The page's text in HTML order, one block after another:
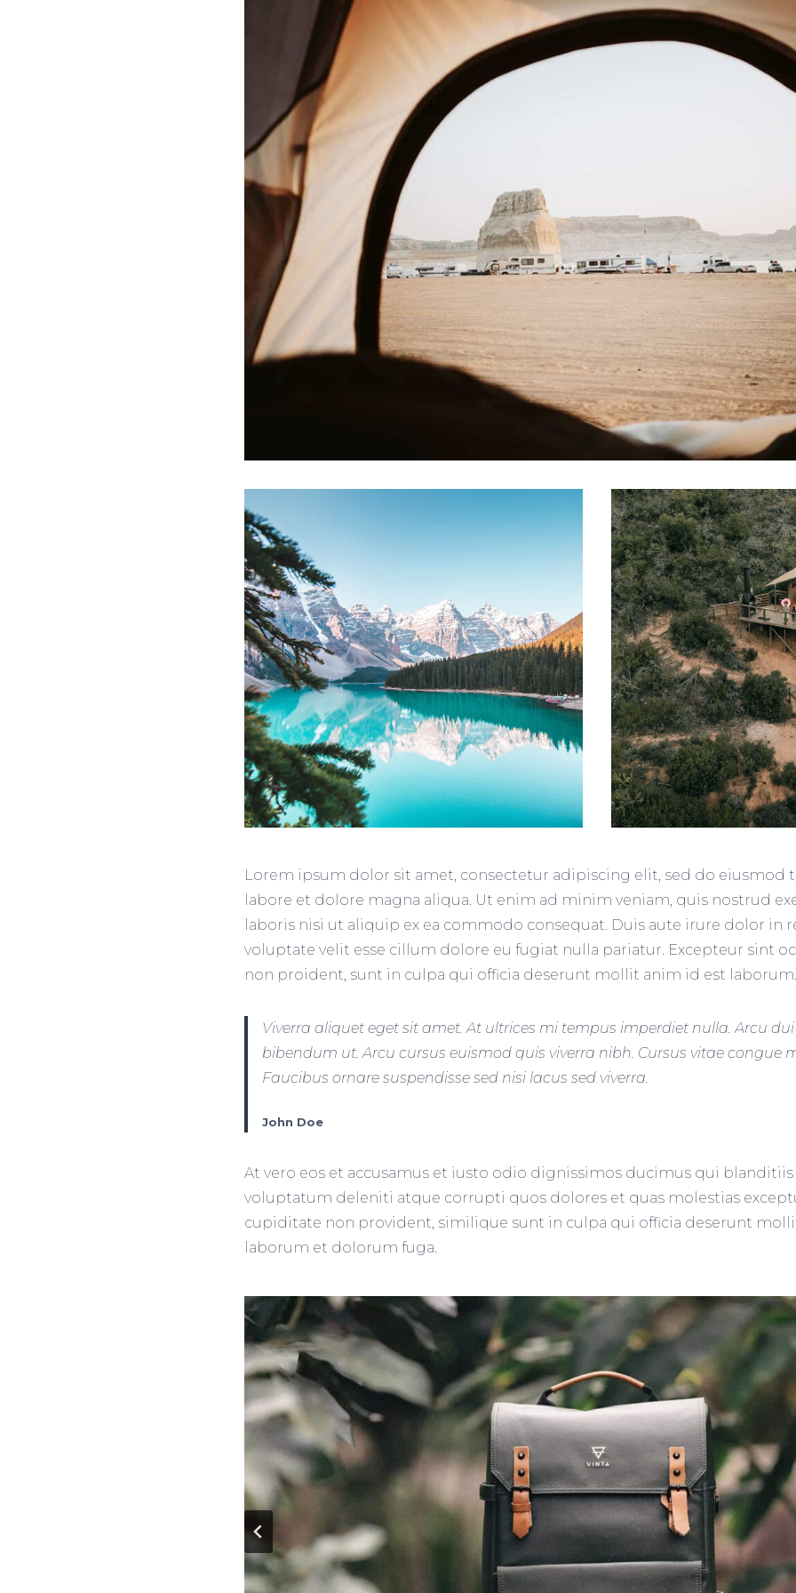
Lorem ipsum dolor sit amet, consectetur adipiscing elit, sed do
labore et dolore magna aliqua. Ut enim ad minim veniam, quis nostrud
laboris nisi ut aliquip ex ea commodo consequat. Duis aute irure dolor in
voluptate velit esse cillum dolore eu fugiat nulla pariatur. Excepteur sint
non proident, sunt in culpa qui officia deserunt mollit anim id est laborum.
Viverra aliquet eget sit amet. At ultrices mi tempus imperdiet nulla. Arcu
bibendum ut. Arcu cursus euismod quis viverra nibh. Cursus vitae congue
Faucibus ornare suspendisse sed nisi lacus sed viverra.
John Doe
At vero eos et accusamus et iusto odio dignissimos ducimus qui
voluptatum deleniti atque corrupti quos dolores et quas molestias
cupiditate non provident, similique sunt in culpa qui officia deserunt
laborum et dolorum fuga.